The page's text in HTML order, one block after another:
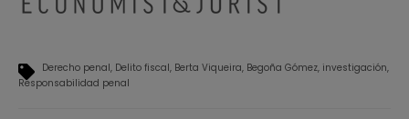
Derecho penal Delito fiscal Berta Viqueira Begoña Gómez investigación
Responsabilidad penal